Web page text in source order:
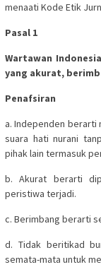
menaati Kode Etik
Pasal 1
Wartawan
yang akurat,
Penafsiran
a. Independen berarti
suara hati nurani
pihak lain termasuk
b. Akurat berarti
peristiwa terjadi.
c. Berimbang berarti
d. Tidak beritikad
semata-mata untuk